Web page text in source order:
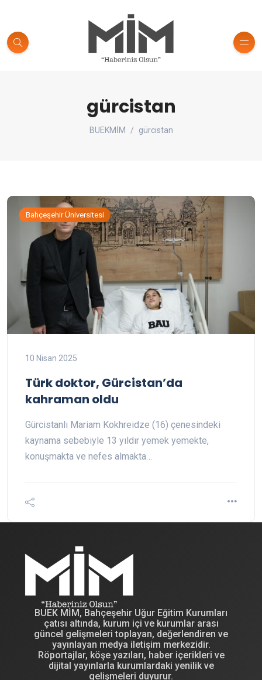
gürcistan
BUEKMİM gürcistan
Bahçeşehir Üniversitesi
10 Nisan 2025
Türk doktor, Gürcistan’da
kahraman oldu
Gürcistanlı Mariam Kokhreidze (16) çenesindeki
kaynama sebebiyle 13 yıldır yemek yemekte,
konuşmakta ve nefes almakta…
BUEK MİM, Bahçeşehir Uğur Eğitim Kurumları
çatısı altında, kurum içi ve kurumlar arası
güncel gelişmeleri toplayan, değerlendiren ve
yayınlayan medya iletişim merkezidir.
Röportajlar, köşe yazıları, haber içerikleri ve
dijital yayınlarla kurumlardaki yenilik ve
gelişmeleri duyurur.